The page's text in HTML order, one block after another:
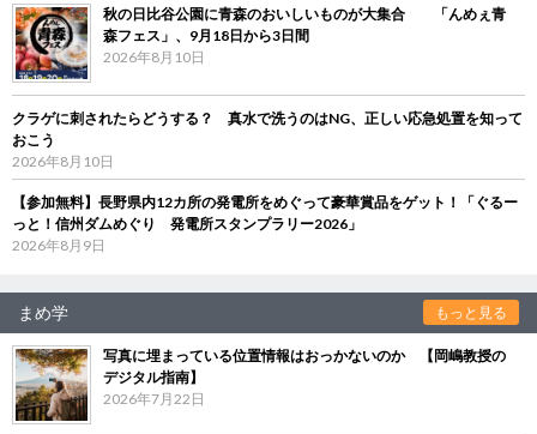
秋の日比谷公園に青森のおいしいものが大集合 「んめぇ青
森フェス」、9月18日から3日間
2026年8月10日
クラゲに刺されたらどうする？ 真水で洗うのはNG、正しい応急処置を知って
おこう
2026年8月10日
【参加無料】長野県内12カ所の発電所をめぐって豪華賞品をゲット！「ぐるー
っと！信州ダムめぐり 発電所スタンプラリー2026」
2026年8月9日
まめ学 もっと見る
写真に埋まっている位置情報はおっかないのか 【岡嶋教授の
デジタル指南】
2026年7月22日